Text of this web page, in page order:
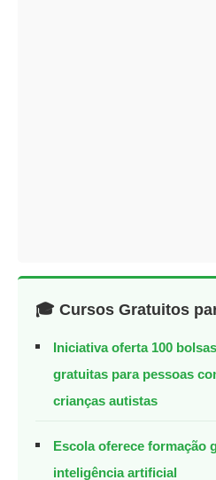
🎓 Cursos Gratuitos
Iniciativa oferta 100
gratuitas para pessoas
crianças autistas
Escola oferece formação
inteligência artificial